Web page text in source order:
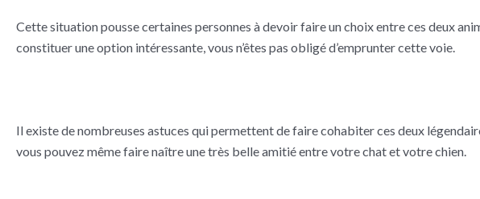
Cette situation pousse certaines personnes à devoir faire un choix entre ces deux
constituer une option intéressante, vous n’êtes pas obligé d’emprunter cette voie.
Il existe de nombreuses astuces qui permettent de faire cohabiter ces deux
vous pouvez même faire naître une très belle amitié entre votre chat et votre chien.